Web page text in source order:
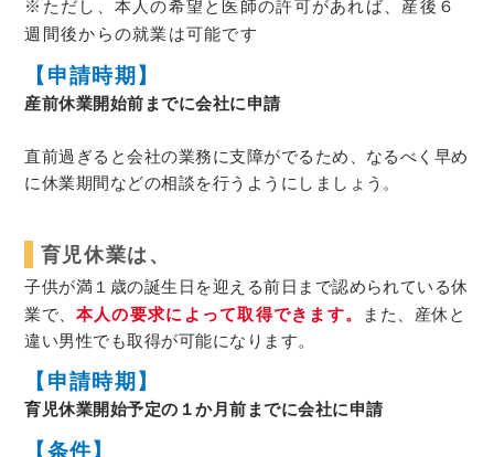
※ただし、本人の希望と医師の許可があれば、産後６
週間後からの就業は可能です
【申請時期】
産前休業開始前までに会社に申請
直前過ぎると会社の業務に支障がでるため、なるべく早め
に休業期間などの相談を行うようにしましょう。
育児休業は、
子供が満１歳の誕生日を迎える前日まで認められている休
業で、 本人の要求によって取得できます。
また、産休と
違い男性でも取得が可能になります。
【申請時期】
育児休業開始予定の１か月前までに会社に申請
【条件】